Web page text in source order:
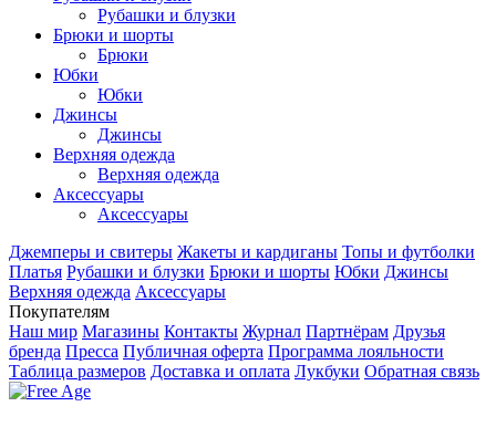
Рубашки и блузки
Брюки и шорты
Брюки
Юбки
Юбки
Джинсы
Джинсы
Верхняя одежда
Верхняя одежда
Аксесcуары
Аксесcуары
Джемперы и свитеры Жакеты и кардиганы Топы и футболки
Платья Рубашки и блузки Брюки и шорты Юбки Джинсы
Верхняя одежда Аксесcуары
Покупателям
Наш мир Магазины Контакты Журнал Партнёрам Друзья
бренда Пресса Публичная оферта Программа лояльности
Таблица размеров Доставка и оплата Лукбуки Обратная связь